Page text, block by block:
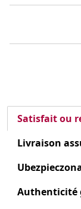
Satisfait ou
Livraison
Authenticité